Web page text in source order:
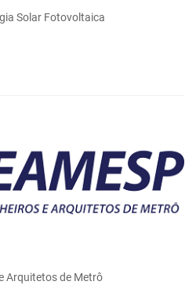
Solar Fotovoltaica
Arquitetos de Metrô